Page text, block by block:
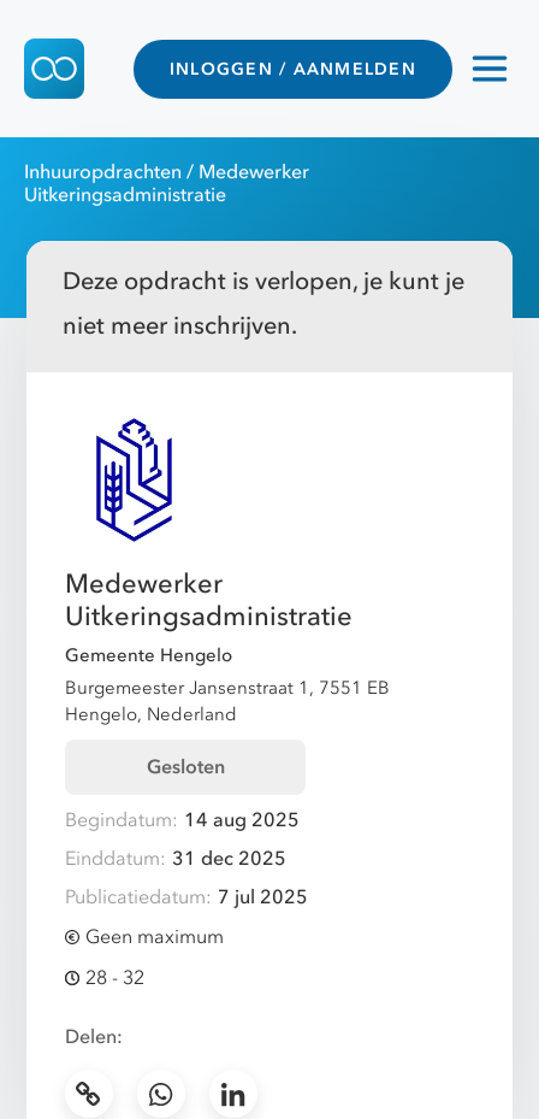
INLOGGEN / AANMELDEN
Inhuuropdrachten / Medewerker
Uitkeringsadministratie
Deze opdracht is verlopen, je kunt je
niet meer inschrijven.
Medewerker
Uitkeringsadministratie
Gemeente Hengelo
Burgemeester Jansenstraat 1, 7551 EB
Hengelo, Nederland
Gesloten
Begindatum: 14 aug 2025
Einddatum: 31 dec 2025
Publicatiedatum: 7 jul 2025
Geen maximum
28 - 32
Delen: